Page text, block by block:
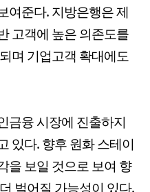
여준다. 지방은행은 제
고객에 높은 의존도를
며 기업고객 확대에도
금융 시장에 진출하지
있다. 향후 원화 스테이
을 보일 것으로 보여 향
벌어질 가능성이 있다.